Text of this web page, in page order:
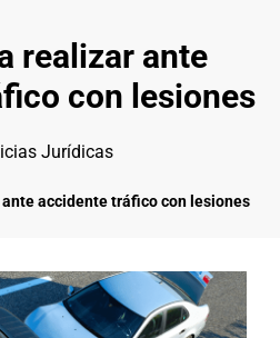
realizar ante
con lesiones
Jurídicas
accidente tráfico con lesiones